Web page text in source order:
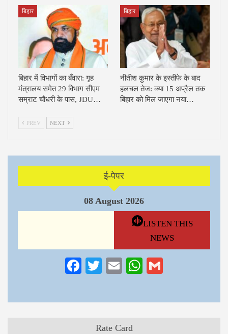
बिहार
बिहार में विभागों का बँवारा: गृह
मंत्रालय समेत 29 विभाग सीएम
सम्राट चौधरी के पास, JDU…
बिहार
नीतीश कुमार के इस्तीफे के बाद
हलचल तेज: क्या 15 अप्रैल तक
बिहार को मिल जाएगा नया…
PREV NEXT
ई-पेपर
08 August 2026
LISTEN THIS
NEWS
Facebook
TwitterEmailWhatsApp
Rate Card